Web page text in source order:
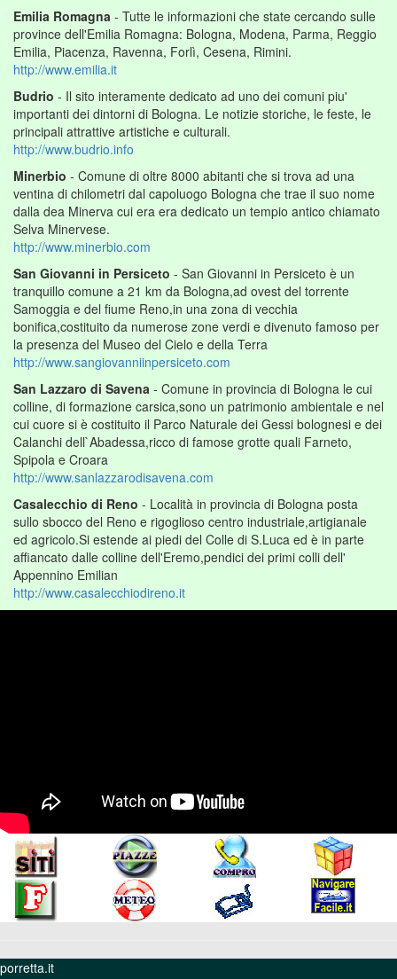
Emilia Romagna - Tutte le informazioni che state cercando sulle
province dell'Emilia Romagna: Bologna, Modena, Parma, Reggio
Emilia, Piacenza, Ravenna, Forlì, Cesena, Rimini.
http://www.emilia.it
Budrio - Il sito interamente dedicato ad uno dei comuni piu'
importanti dei dintorni di Bologna. Le notizie storiche, le feste, le
principali attrattive artistiche e culturali.
http://www.budrio.info
Minerbio - Comune di oltre 8000 abitanti che si trova ad una
ventina di chilometri dal capoluogo Bologna che trae il suo nome
dalla dea Minerva cui era era dedicato un tempio antico chiamato
Selva Minervese.
http://www.minerbio.com
San Giovanni in Persiceto - San Giovanni in Persiceto è un
tranquillo comune a 21 km da Bologna,ad ovest del torrente
Samoggia e del fiume Reno,in una zona di vecchia
bonifica,costituito da numerose zone verdi e divenuto famoso per
la presenza del Museo del Cielo e della Terra
http://www.sangiovanniinpersiceto.com
San Lazzaro di Savena - Comune in provincia di Bologna le cui
colline, di formazione carsica,sono un patrimonio ambientale e nel
cui cuore si è costituito il Parco Naturale dei Gessi bolognesi e dei
Calanchi dell`Abadessa,ricco di famose grotte quali Farneto,
Spipola e Croara
http://www.sanlazzarodisavena.com
Casalecchio di Reno - Località in provincia di Bologna posta
sullo sbocco del Reno e rigoglioso centro industriale,artigianale
ed agricolo.Si estende ai piedi del Colle di S.Luca ed è in parte
affiancato dalle colline dell'Eremo,pendici dei primi colli dell'
Appennino Emilian
http://www.casalecchiodireno.it
porretta.it